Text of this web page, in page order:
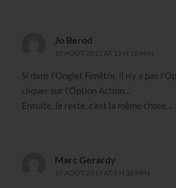
Jo Berod
10 AOÛT 2015 AT 12 H 18 MIN
Si dans l’Onglet Fenêtre, il n’y a pas
cliquer sur l’Option Action…
Ensuite, le reste, c’est la même chose…
Marc Gerardy
13 AOÛT 2015 AT 8 H 38 MIN